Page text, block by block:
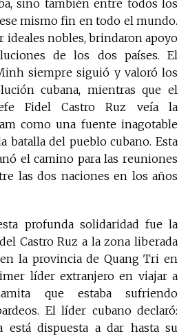
sino también entre todos los
mismo fin en todo el mundo.
ideales nobles, brindaron apoyo
de los dos países. El
siempre siguió y valoró los
cubana, mientras que el
Fidel Castro Ruz veía la
como una fuente inagotable
batalla del pueblo cubano. Esta
el camino para las reuniones
las dos naciones en los años
profunda solidaridad fue la
Castro Ruz a la zona liberada
la provincia de Quang Tri en
líder extranjero en viajar a
que estaba sufriendo
El líder cubano declaró:
está dispuesta a dar hasta su